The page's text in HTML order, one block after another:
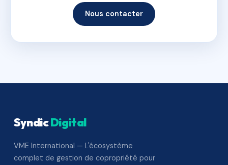
Nous contacter
SyndicDigital
VME International — L'écosystème
complet de gestion de copropriété pour